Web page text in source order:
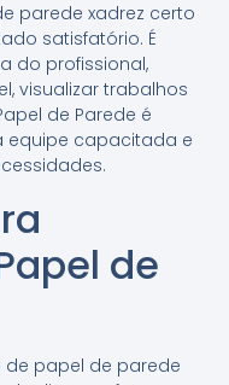
parede xadrez certo
satisfatório. É
do profissional,
visualizar trabalhos
de Parede é
equipe capacitada e
de
papel de parede